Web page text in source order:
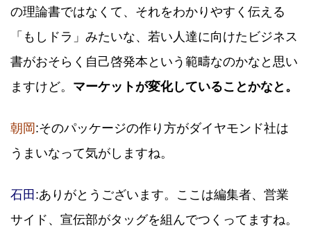
の理論書ではなくて、それをわかりやすく伝える
「もしドラ」みたいな、若い人達に向けたビジネス
書がおそらく自己啓発本という範疇なのかなと思い
ますけど。 マーケットが変化していることかなと。
朝岡 :そのパッケージの作り方がダイヤモンド社は
うまいなって気がしますね。
石田 :ありがとうございます。ここは編集者、営業
サイド、宣伝部がタッグを組んでつくってますね。